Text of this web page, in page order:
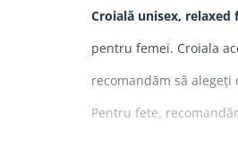
Croială unisex, relaxed
pentru femei. Croiala
recomandăm să alegeți
Pentru fete,